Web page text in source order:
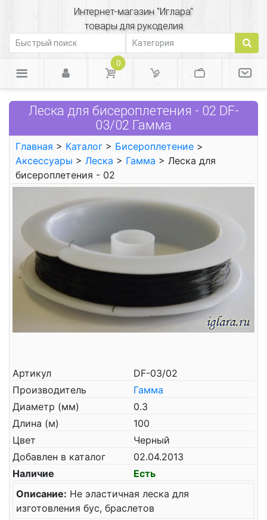
Интернет-магазин "Иглара"
товары для рукоделия
0
Леска для бисероплетения - 02 DF-
03/02 Гамма
Главная > Каталог > Бисероплетение >
Аксессуары > Леска > Гамма > Леска для
бисероплетения - 02
Артикул
DF-03/02
Производитель
Гамма
Диаметр (мм)
0.3
Длина (м)
100
Цвет
Черный
Добавлен в каталог
02.04.2013
Наличие
Есть
Описание: Не эластичная леска для
изготовления бус, браслетов